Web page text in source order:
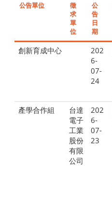
公告單位
徵
求
單
位
公
告
日
期
創新育成中心
202
6-
07-
24
產學合作組
台達
電子
工業
股份
有限
公司
202
6-
07-
23